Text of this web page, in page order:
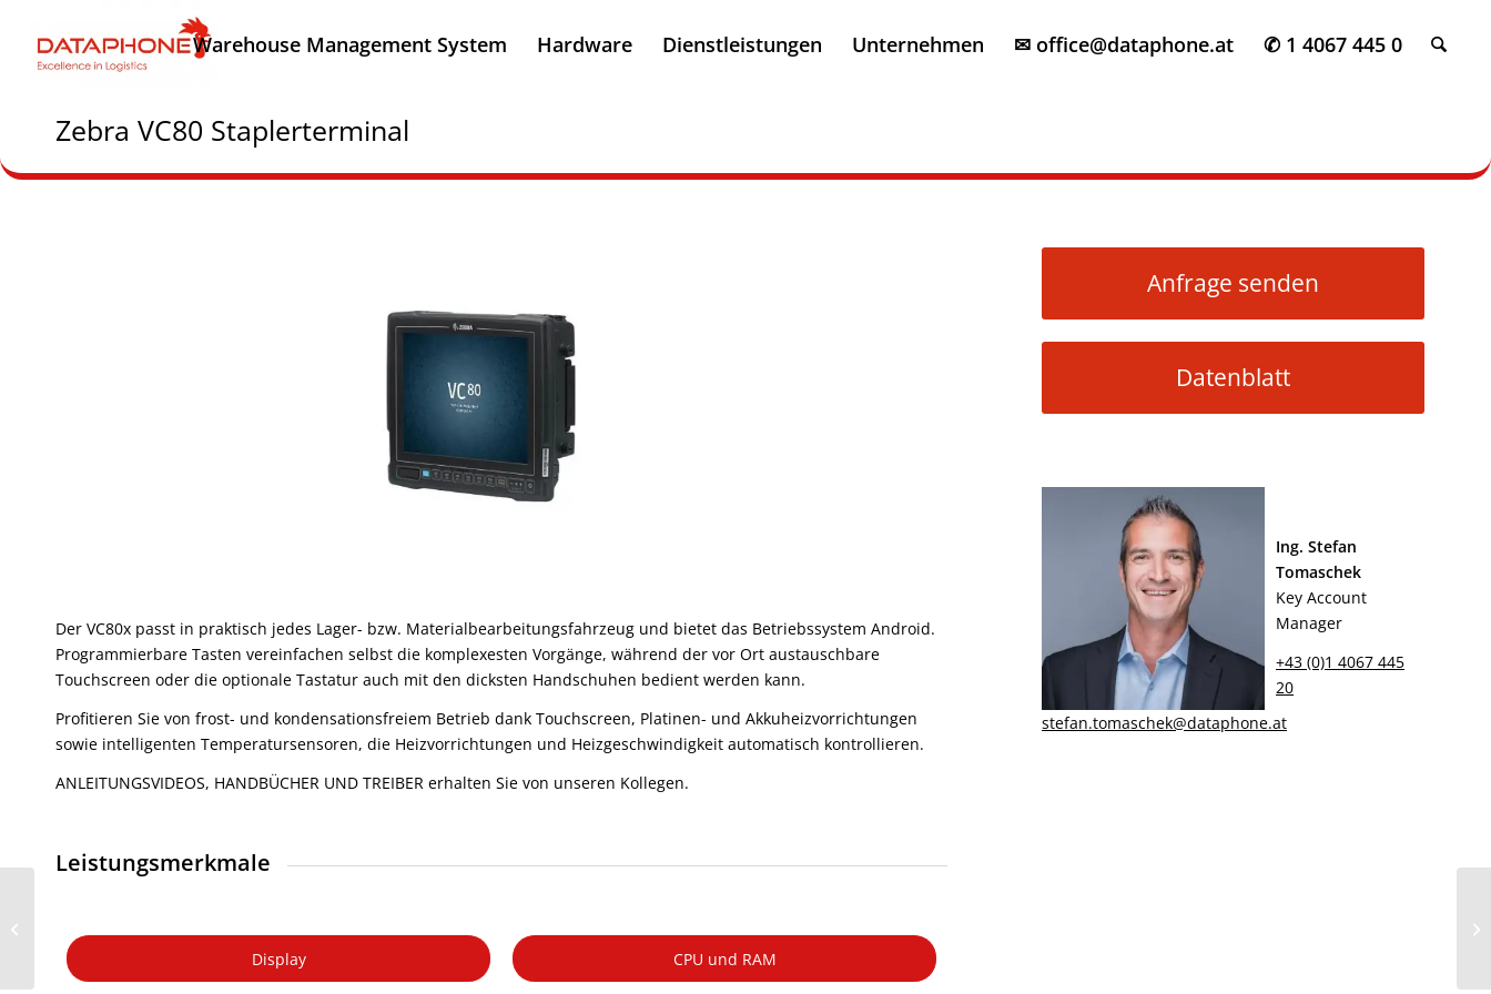
Warehouse Management System Hardware Dienstleistungen Unternehmen ✉ office@dataphone.at ✆ 1 4067 445 0
Zebra VC80 Staplerterminal
Der VC80x passt in praktisch jedes Lager- bzw. Materialbearbeitungsfahrzeug und bietet das Betriebssystem Android.
Programmierbare Tasten vereinfachen selbst die komplexesten Vorgänge, während der vor Ort austauschbare
Touchscreen oder die optionale Tastatur auch mit den dicksten Handschuhen bedient werden kann.
Profitieren Sie von frost- und kondensationsfreiem Betrieb dank Touchscreen, Platinen- und Akkuheizvorrichtungen
sowie intelligenten Temperatursensoren, die Heizvorrichtungen und Heizgeschwindigkeit automatisch kontrollieren.
ANLEITUNGSVIDEOS, HANDBÜCHER UND TREIBER erhalten Sie von unseren Kollegen.
Leistungsmerkmale
Display CPU und RAM
Anfrage senden
Datenblatt
Ing. Stefan
Tomaschek
Key Account
Manager
+43 (0)1 4067 445
20
stefan.tomaschek@dataphone.at
NX 5500